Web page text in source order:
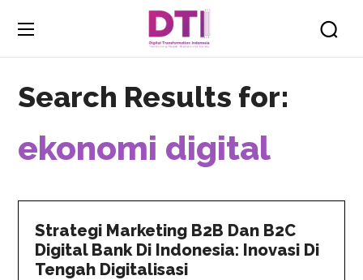
Search Results for:
ekonomi digital
Strategi Marketing B2B Dan B2C
Digital Bank Di Indonesia: Inovasi Di
Tengah Digitalisasi